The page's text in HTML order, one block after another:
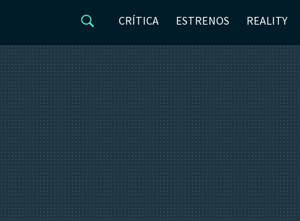
CRÍTICA ESTRENOS REALITY